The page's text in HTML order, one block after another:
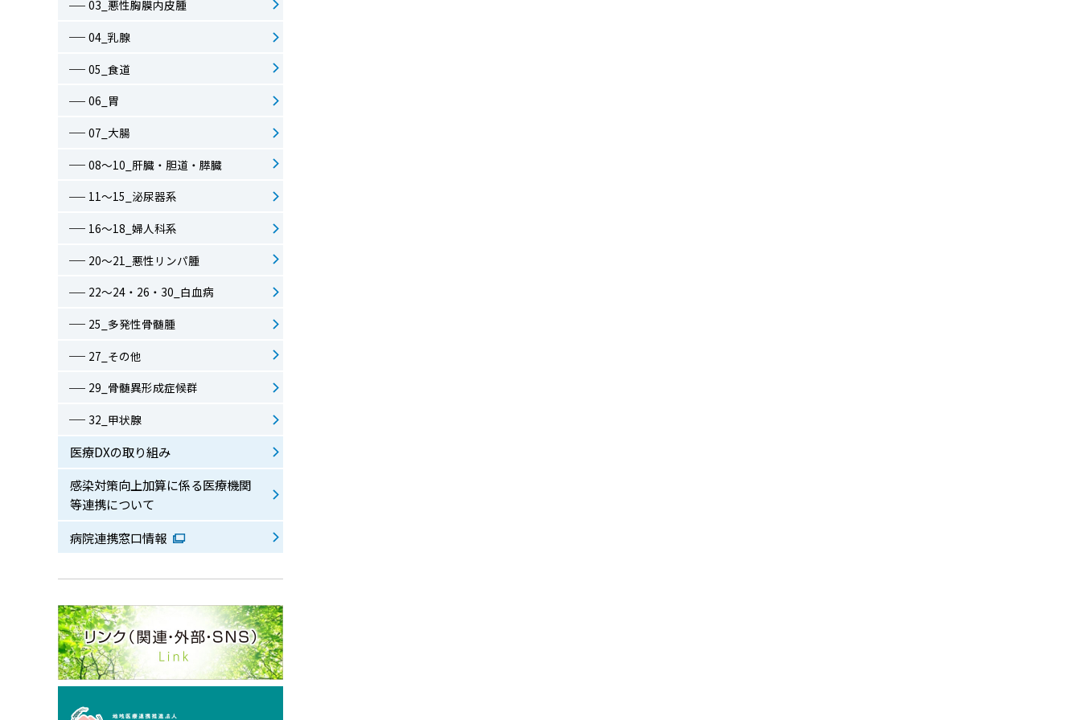
03_悪性胸膜内皮腫
04_乳腺
05_食道
06_胃
07_大腸
08～10_肝臓・胆道・膵臓
11～15_泌尿器系
16～18_婦人科系
20～21_悪性リンパ腫
22～24・26・30_白血病
25_多発性骨髄腫
27_その他
29_骨髄異形成症候群
32_甲状腺
医療DXの取り組み
感染対策向上加算に係る医療機関
等連携について
病院連携窓口情報